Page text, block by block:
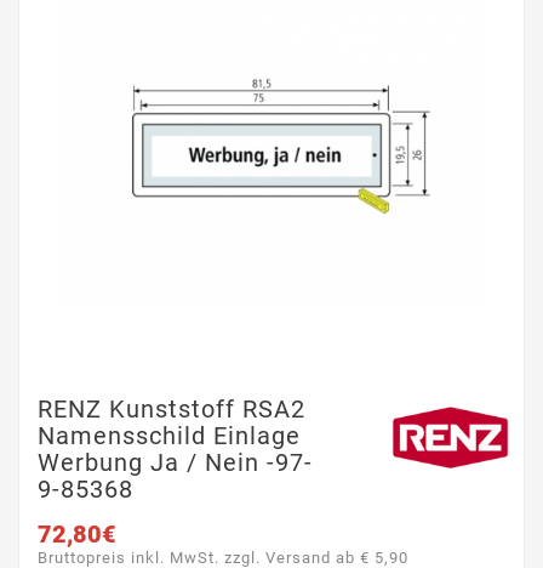
RENZ Kunststoff RSA2
Namensschild Einlage
Werbung Ja / Nein -97-
9-85368
72,80€
Bruttopreis inkl. MwSt. zzgl. Versand ab € 5,90